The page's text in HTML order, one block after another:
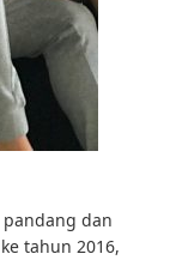
dan
tahun 2016,